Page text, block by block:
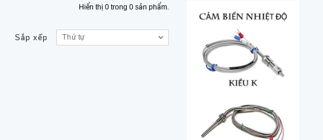
Hiển thị 0trong 0sản phẩm.
Sắp xếp Thứ tự